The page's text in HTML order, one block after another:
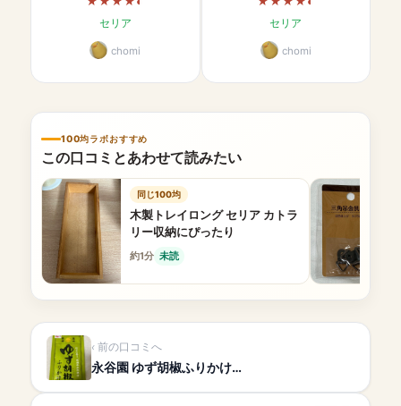
セリア
chomi
セリア
chomi
100均ラボおすすめ
この口コミとあわせて読みたい
同じ100均
木製トレイロング セリア カトラ
リー収納にぴったり
約1分 未読
前の口コミへ
永谷園 ゆず胡椒ふりかけ…